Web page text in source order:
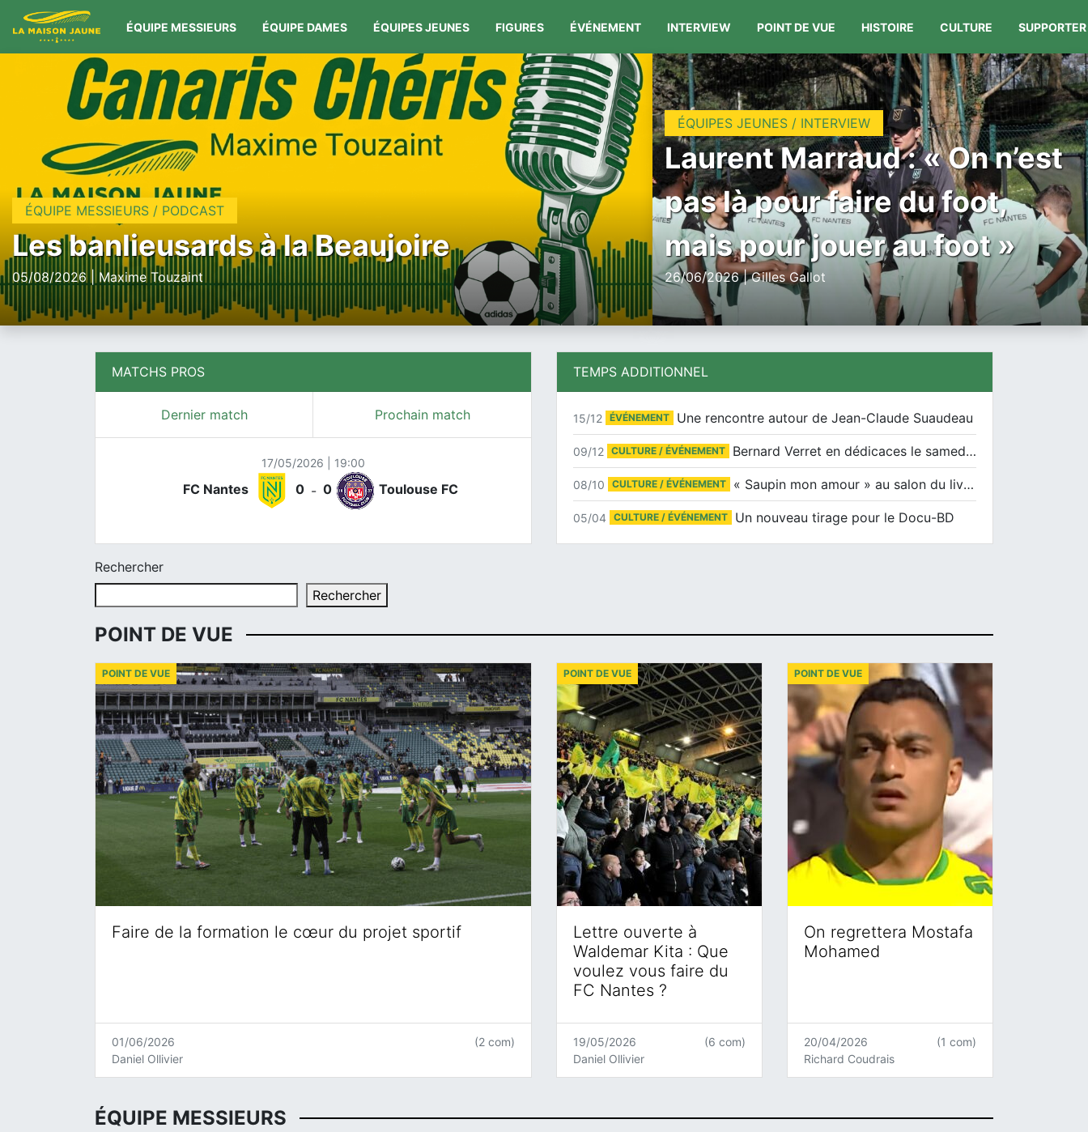
ÉQUIPE MESSIEURS ÉQUIPE DAMES ÉQUIPES JEUNES FIGURES ÉVÉNEMENT INTERVIEW POINT DE VUE HISTOIRE CULTURE SUPPORTER
ÉQUIPE MESSIEURS / PODCAST
Les banlieusards à la Beaujoire
05/08/2026 | Maxime Touzaint
ÉQUIPES JEUNES / INTERVIEW
Laurent Marraud : « On n’est
pas là pour faire du foot,
mais pour jouer au foot »
26/06/2026 | Gilles Gallot
MATCHS PROS
Dernier match Prochain match
17/05/2026 | 19:00
FC Nantes 0 - 0 Toulouse FC
TEMPS ADDITIONNEL
15/12 ÉVÉNEMENT Une rencontre autour de Jean-Claude Suaudeau
09/12 CULTURE / ÉVÉNEMENT Bernard Verret en dédicaces le samedi 13 décembre à l’Espace Culturel Atlantis
08/10 CULTURE / ÉVÉNEMENT « Saupin mon amour » au salon du livre de Trentemoult
05/04 CULTURE / ÉVÉNEMENT Un nouveau tirage pour le Docu-BD
Rechercher
Rechercher
POINT DE VUE
Faire de la formation le cœur du projet sportif
POINT DE VUE
01/06/2026
Daniel Ollivier
(2 com)
Lettre ouverte à
Waldemar Kita : Que
voulez vous faire du
FC Nantes ?
POINT DE VUE
19/05/2026
Daniel Ollivier
(6 com)
On regrettera Mostafa
Mohamed
POINT DE VUE
20/04/2026
Richard Coudrais
(1 com)
ÉQUIPE MESSIEURS